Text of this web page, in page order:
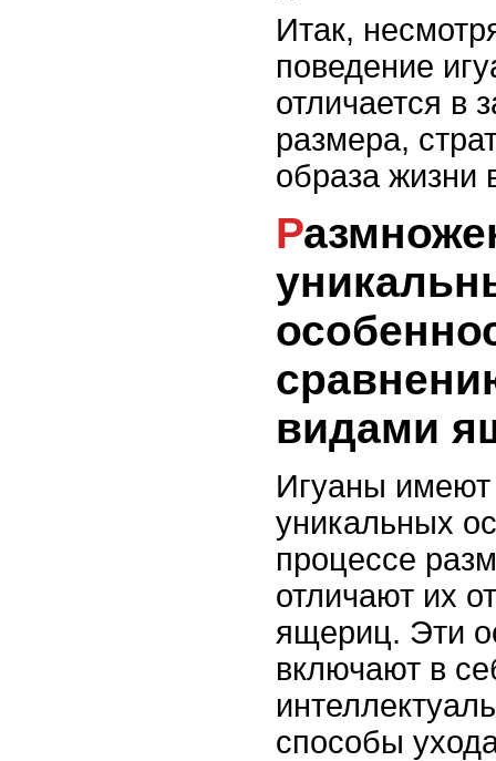
Итак,
поведение
отличается в
размера,
образа жизни
Размножение игуан:
видами
Игуаны имеют
уникальных
процессе
отличают их
ящериц. Эти
включают в
способы